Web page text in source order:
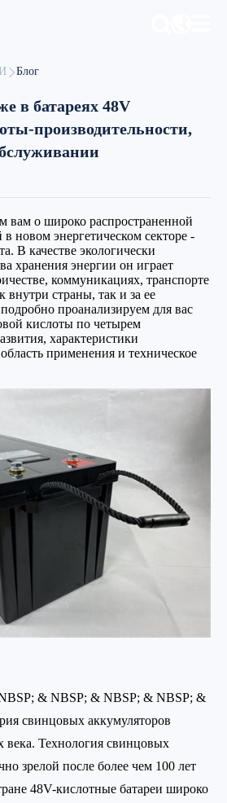
Блог
в батареях 48V
производительности,
вам о широко распространенной
новом энергетическом секторе -
В качестве экологически
хранения энергии он играет
коммуникациях, транспорте
внутри страны, так и за ее
проанализируем для вас
кислоты по четырем
характеристики
применения и техническое
& NBSP; & NBSP; & NBSP; &
свинцовых аккумуляторов
века. Технология свинцовых
зрелой после более чем 100 лет
48V-кислотные батареи широко